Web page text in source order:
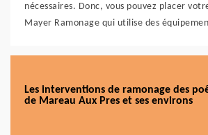
nécessaires. Donc, vous pouvez placer
Mayer Ramonage qui utilise des
Les interventions de ramonage des
de Mareau Aux Pres et ses environs